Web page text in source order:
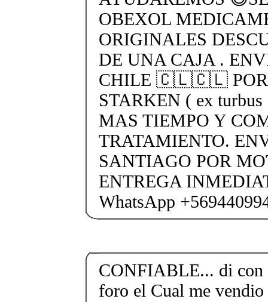
OBEXOL
ORIGINALES
DE UNA CAJA .
CHILE 🇨🇱🇨🇱 POR
STARKEN ( ex
MAS TIEMPO Y
TRATAMIENTO.
SANTIAGO POR
ENTREGA
WhatsApp
CONFIABLE... di con
foro el Cual me vendio